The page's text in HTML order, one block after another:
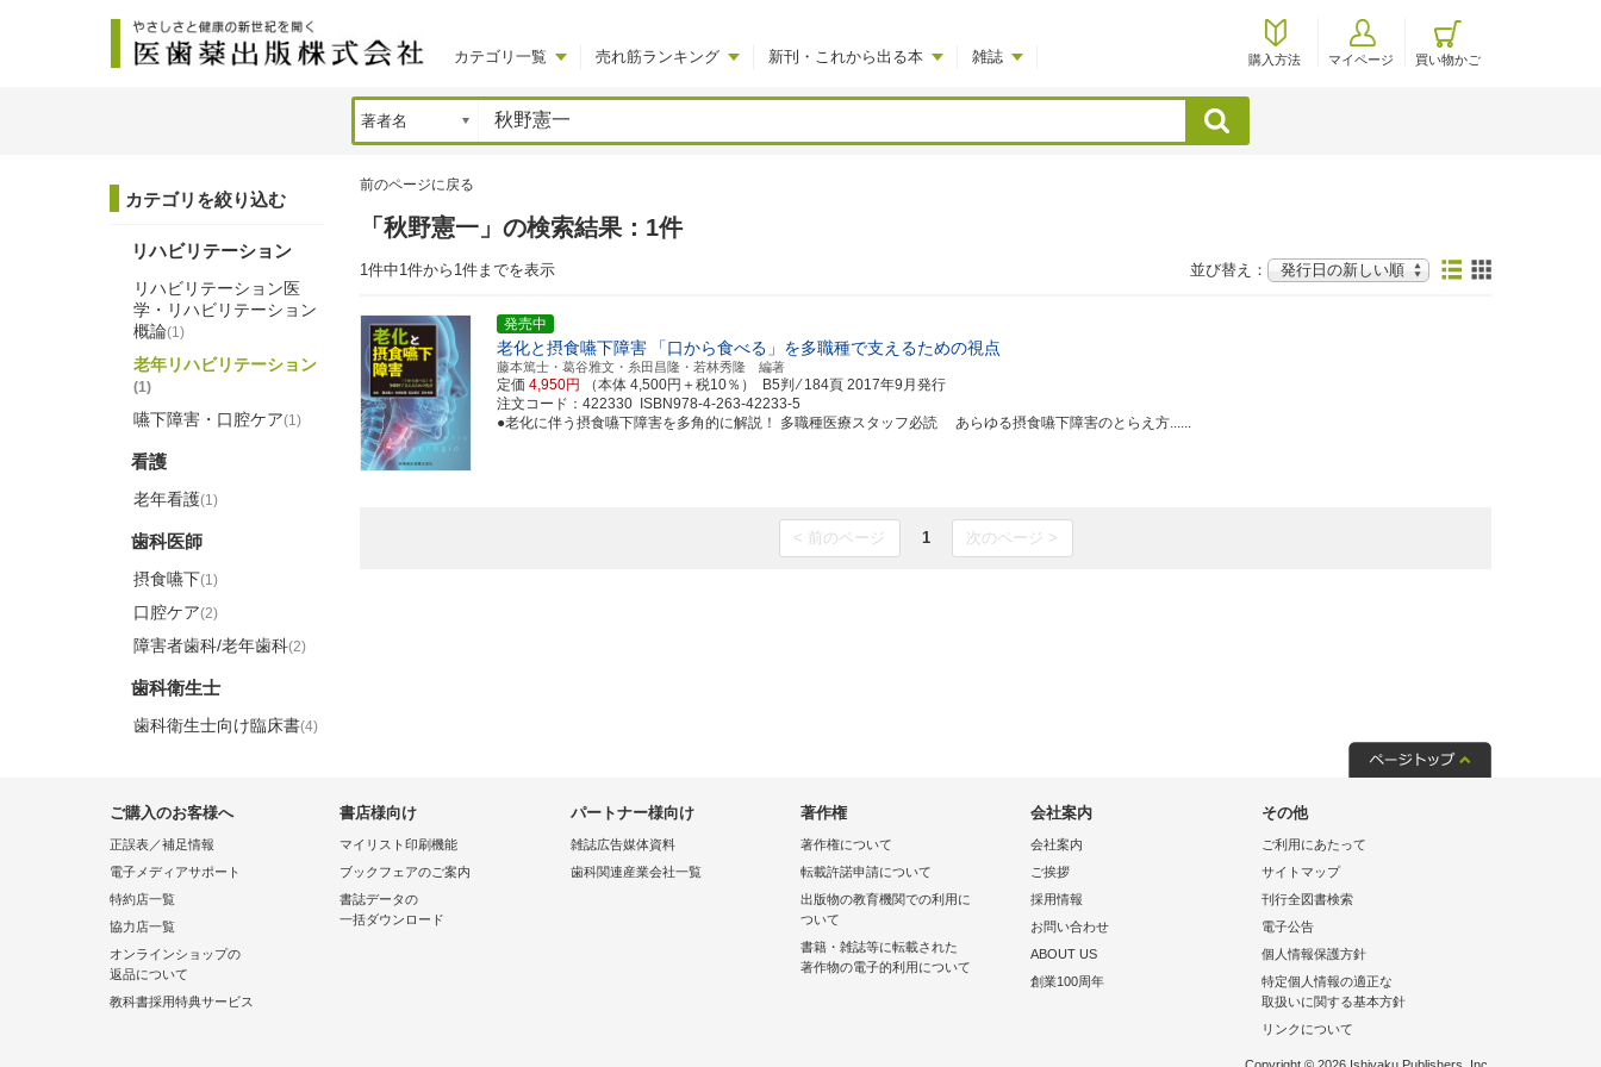
カテゴリ一覧 売れ筋ランキング 新刊・これから出る本 雑誌 購入方法 マイページ 買い物かご
検索
前のページに戻る
「秋野憲一」の検索結果：1件
1件中1件から1件までを表示 並び替え：
発売中
老化と摂食嚥下障害 「口から食べる」を多職種で支えるための視点
藤本篤士・葛谷雅文・糸田昌隆・若林秀隆 編著
定価 4,950円 （本体 4,500円＋税10％） B5判 ⁄ 184頁 2017年9月発行
注文コード：422330 ISBN978-4-263-42233-5
●老化に伴う摂食嚥下障害を多角的に解説！ 多職種医療スタッフ必読 あらゆる摂食嚥下障害のとらえ方......
< 前のページ 1 次のページ >
カテゴリを絞り込む
リハビリテーション
リハビリテーション医
学・リハビリテーション
概論(1)
老年リハビリテーション
(1)
嚥下障害・口腔ケア(1)
看護
老年看護(1)
歯科医師
摂食嚥下(1)
口腔ケア(2)
障害者歯科/老年歯科(2)
歯科衛生士
歯科衛生士向け臨床書(4)
ご購入のお客様へ
正誤表／補足情報
電子メディアサポート
特約店一覧
協力店一覧
オンラインショップの
返品について
教科書採用特典サービス
書店様向け
マイリスト印刷機能
ブックフェアのご案内
書誌データの
一括ダウンロード
パートナー様向け
雑誌広告媒体資料
歯科関連産業会社一覧
著作権
著作権について
転載許諾申請について
出版物の教育機関での利用に
ついて
書籍・雑誌等に転載された
著作物の電子的利用について
会社案内
会社案内
ご挨拶
採用情報
お問い合わせ
ABOUT US
創業100周年
その他
ご利用にあたって
サイトマップ
刊行全図書検索
電子公告
個人情報保護方針
特定個人情報の適正な
取扱いに関する基本方針
リンクについて